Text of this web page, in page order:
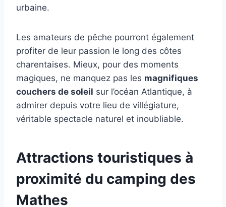
urbaine.
Les amateurs de pêche pourront également
profiter de leur passion le long des côtes
charentaises. Mieux, pour des moments
magiques, ne manquez pas les magnifiques
couchers de soleil sur l’océan Atlantique, à
admirer depuis votre lieu de villégiature,
véritable spectacle naturel et inoubliable.
Attractions touristiques à
proximité du camping des
Mathes